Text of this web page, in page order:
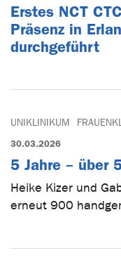
Erstes NCT
Präsenz in
durchgeführt
UNIKLINIKUM
30.03.2026
5 Jahre – über
Heike Kizer und
erneut 900